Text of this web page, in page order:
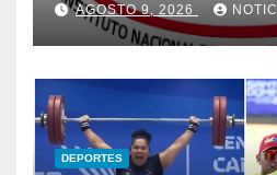
de este
2026
AGOSTO 9, 2026
DEPORTES